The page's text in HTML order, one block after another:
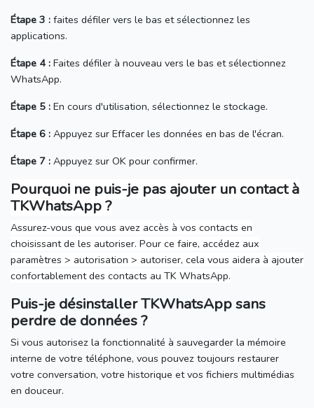
Étape 3 : faites défiler vers le bas et sélectionnez les
applications.
Étape 4 : Faites défiler à nouveau vers le bas et sélectionnez
WhatsApp.
Étape 5 : En cours d'utilisation, sélectionnez le stockage.
Étape 6 : Appuyez sur Effacer les données en bas de l'écran.
Étape 7 : Appuyez sur OK pour confirmer.
Pourquoi ne puis-je pas ajouter un contact à
TKWhatsApp ?
Assurez-vous que vous avez accès à vos contacts en
choisissant de les autoriser. Pour ce faire, accédez aux
paramètres > autorisation > autoriser, cela vous aidera à ajouter
confortablement des contacts au TK WhatsApp.
Puis-je désinstaller TKWhatsApp sans
perdre de données ?
Si vous autorisez la fonctionnalité à sauvegarder la mémoire
interne de votre téléphone, vous pouvez toujours restaurer
votre conversation, votre historique et vos fichiers multimédias
en douceur.